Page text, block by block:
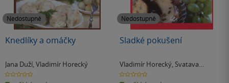
Nedostupné
Knedlíky a omáčky
Jana Duží, Vladimír Horecký
0.0
z
Nedostupné
Sladké pokušení
Vladimír Horecký, Svatava
Poncová
0.0
z